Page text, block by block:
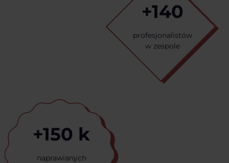
+140
profesjonalistów
w zespole
+150 k
naprawianych